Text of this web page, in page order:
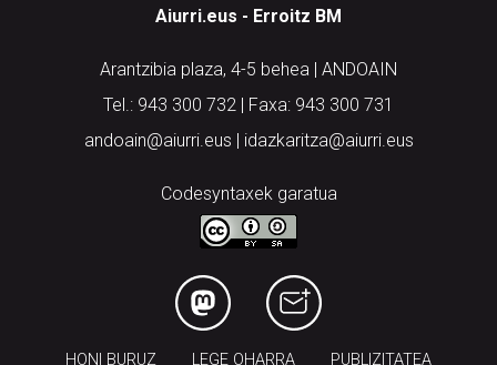
Aiurri.eus - Erroitz BM
Arantzibia plaza, 4-5 behea | ANDOAIN
Tel.: 943 300 732 | Faxa: 943 300 731
andoain@aiurri.eus | idazkaritza@aiurri.eus
Codesyntaxek garatua
HONI BURUZ LEGE OHARRA PUBLIZITATEA